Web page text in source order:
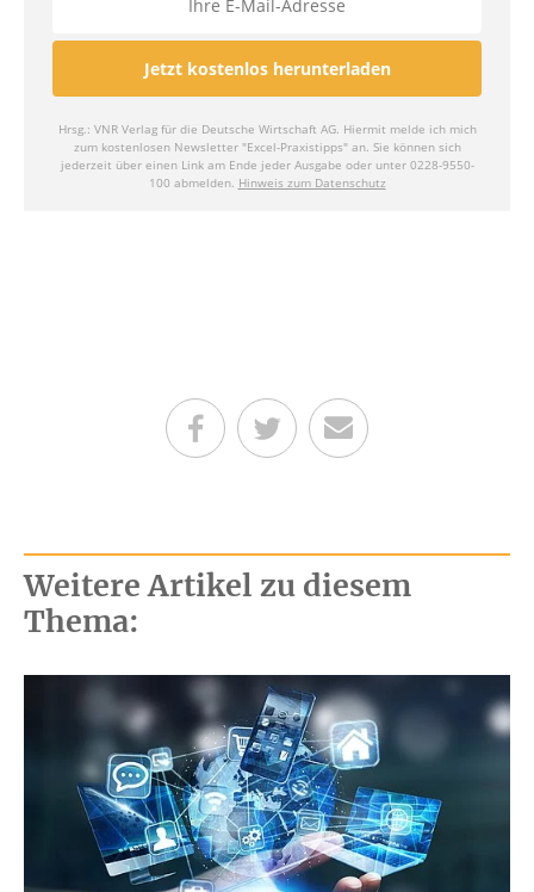
Teilen auf Facebook
Teilen auf Twitter
Per E-Mail senden
Weitere Artikel zu diesem
Thema: